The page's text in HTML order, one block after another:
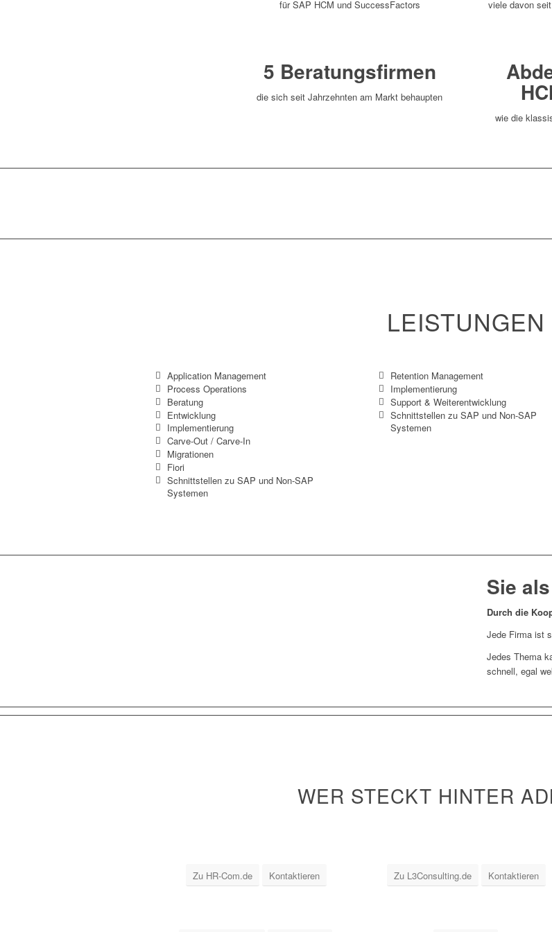
für SAP HCM und SuccessFactors viele davon
5 Beratungsfirmen
die sich seit Jahrzehnten am Markt behaupten
wie die
LEISTUNGEN
Application Management
Process Operations
Beratung
Entwicklung
Implementierung
Carve-Out / Carve-In
Migrationen
Fiori
Schnittstellen zu SAP und Non-SAP
Systemen
Retention Management
Implementierung
Support & Weiterentwicklung
Schnittstellen zu SAP und Non-SAP
Systemen
Sie
Durch die
Jede Firma ist
Jedes Thema
schnell, egal
WER STECKT HINTER
Zu HR-Com.de Kontaktieren Zu L3Consulting.de Kontaktieren